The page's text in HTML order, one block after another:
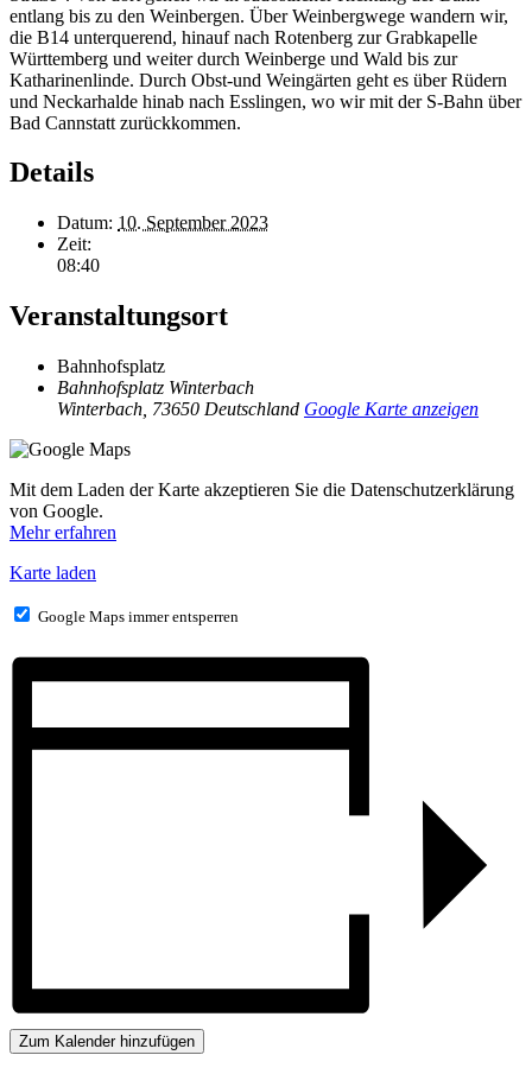
entlang bis zu den Weinbergen. Über Weinbergwege wandern wir,
die B14 unterquerend, hinauf nach Rotenberg zur Grabkapelle
Württemberg und weiter durch Weinberge und Wald bis zur
Katharinenlinde. Durch Obst-und Weingärten geht es über Rüdern
und Neckarhalde hinab nach Esslingen, wo wir mit der S-Bahn über
Bad Cannstatt zurückkommen.
Details
Datum: 10. September 2023
Zeit:
08:40
Veranstaltungsort
Bahnhofsplatz
Bahnhofsplatz Winterbach
Winterbach 73650 Deutschland Google Karte anzeigen
Mit dem Laden der Karte akzeptieren Sie die Datenschutzerklärung
von Google.
Mehr erfahren
Karte laden
Google Maps immer entsperren
Zum Kalender hinzufügen